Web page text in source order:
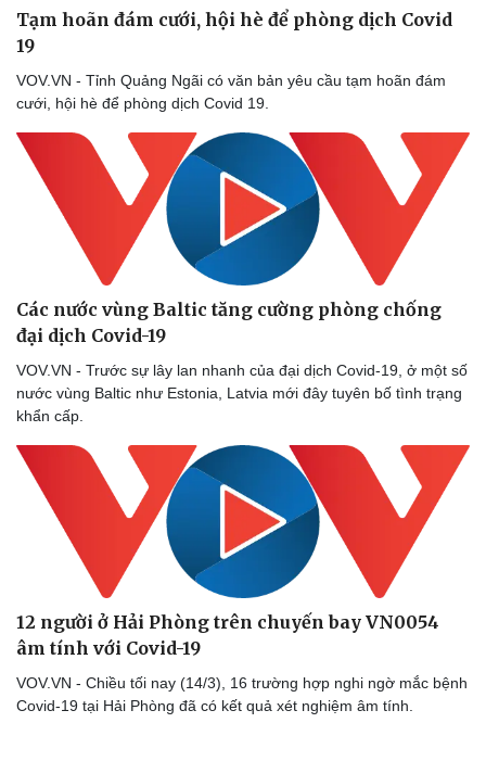
Tạm hoãn đám cưới, hội hè để phòng dịch Covid
19
VOV.VN - Tỉnh Quảng Ngãi có văn bản yêu cầu tạm hoãn đám
cưới, hội hè để phòng dịch Covid 19.
Các nước vùng Baltic tăng cường phòng chống
đại dịch Covid-19
VOV.VN - Trước sự lây lan nhanh của đại dịch Covid-19, ở một số
nước vùng Baltic như Estonia, Latvia mới đây tuyên bố tình trạng
khẩn cấp.
12 người ở Hải Phòng trên chuyến bay VN0054
âm tính với Covid-19
VOV.VN - Chiều tối nay (14/3), 16 trường hợp nghi ngờ mắc bệnh
Covid-19 tại Hải Phòng đã có kết quả xét nghiệm âm tính.